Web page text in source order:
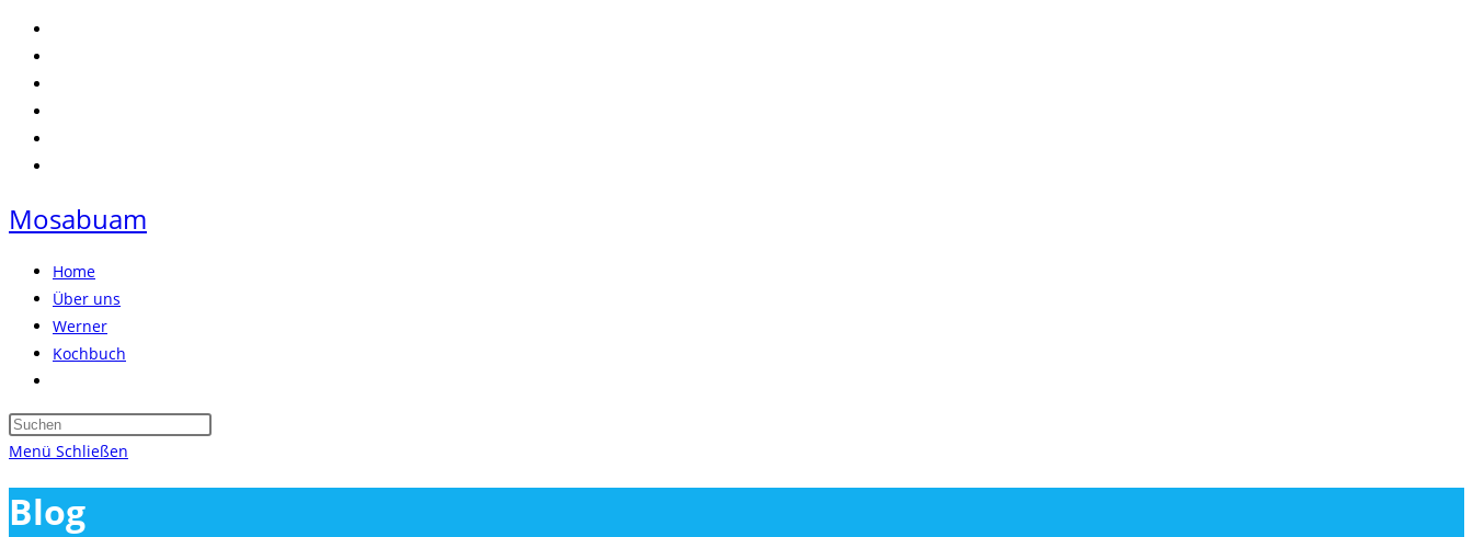
Zum
Inhalt
springen
Mosabuam
Home
Über uns
Werner
Kochbuch
umschalten
Press
Menü Schließen
Blog